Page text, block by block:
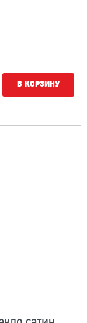
В КОРЗИНУ